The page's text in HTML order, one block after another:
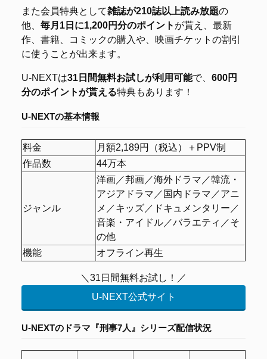
また会員特典として雑誌が210誌以上読み放題の
他、 毎月1日に1,200円分のポイント が貰え、最新
作、書籍、コミックの購入や、映画チケットの割引
に使うことが出来ます。
U-NEXTは31日間無料お試しが利用可能で、 600円
分のポイントが貰える特典もあります！
U-NEXTの基本情報
料金
月額2,189円（税込）＋PPV制
作品数
44万本
ジャンル
洋画／邦画／海外ドラマ／韓流・
アジアドラマ／国内ドラマ／アニ
メ／キッズ／ドキュメンタリー／
音楽・アイドル／バラエティ／そ
の他
機能
オフライン再生
＼31日間無料お試し！／
U-NEXT公式サイト
U-NEXTの ドラマ『刑事7人』シリーズ配信状況